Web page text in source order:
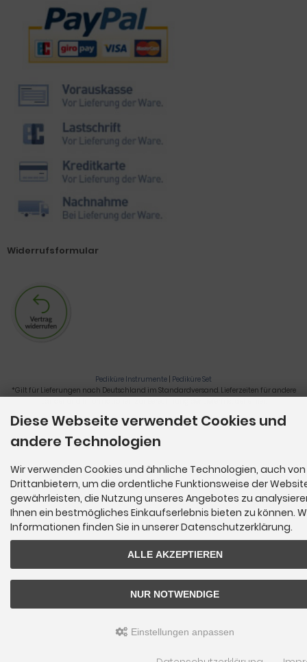
Zahlungsmethoden
Widerrufsformular
Pediküre Instrumente | Pediküre Set
*Gilt für Lieferungen nach Deutschland im Standardversand. Lieferzeiten für andere
Nagelzange, Podologie, Pediküre, Fußpflegegeräte, Nagelfräser © 2026
Diese Webseite verwendet Cookies und
andere Technologien
Wir verwenden Cookies und ähnliche Technologien, auch von
Drittanbietern, um die ordentliche Funktionsweise der
gewährleisten, die Nutzung unseres Angebotes zu
Ihnen ein bestmögliches Einkaufserlebnis bieten zu können.
Informationen finden Sie in unserer Datenschutzerklärung.
ALLE AKZEPTIEREN
NUR NOTWENDIGE
Einstellungen anpassen